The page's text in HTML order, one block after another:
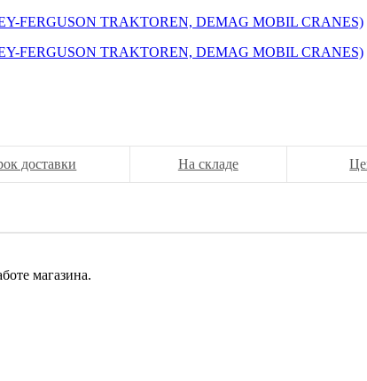
доставки На складе
магазина.